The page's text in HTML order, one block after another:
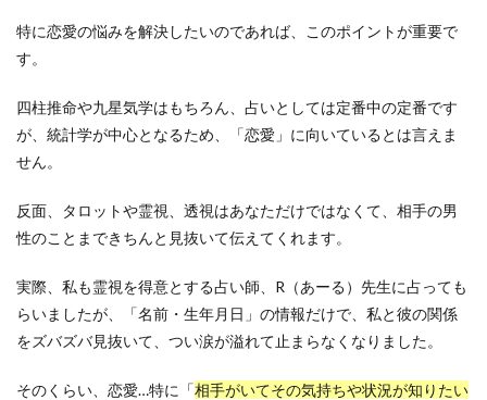
特に恋愛の悩みを解決したいのであれば、このポイントが重要で
す。
四柱推命や九星気学はもちろん、占いとしては定番中の定番です
が、統計学が中心となるため、「恋愛」に向いているとは言えま
せん。
反面、タロットや霊視、透視はあなただけではなくて、相手の男
性のことまできちんと見抜いて伝えてくれます。
実際、私も霊視を得意とする占い師、R（あーる）先生に占っても
らいましたが、「名前・生年月日」の情報だけで、私と彼の関係
をズバズバ見抜いて、つい涙が溢れて止まらなくなりました。
そのくらい、恋愛…特に「相手がいてその気持ちや状況が知りたい